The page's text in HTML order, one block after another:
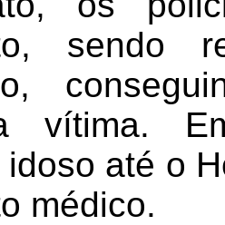
sendo
vítima.
até o
médico.